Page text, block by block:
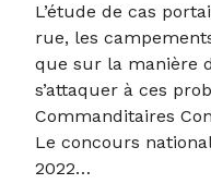
L’étude de cas
rue, les
que sur la manière
s’attaquer à ces
Commanditaires
Le concours
2022…